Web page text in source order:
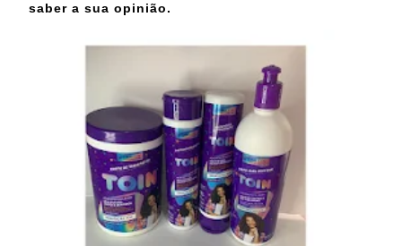
saber a sua opinião.